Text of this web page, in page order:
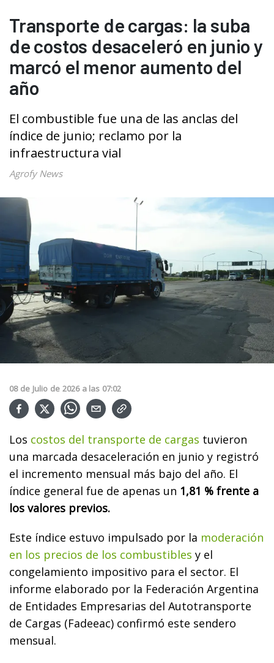
Transporte de cargas: la suba
de costos desaceleró en junio y
marcó el menor aumento del
año
El combustible fue una de las anclas del
índice de junio; reclamo por la
infraestructura vial
Agrofy News
08 de Julio de 2026 a las 07:02
Los costos del transporte de cargas tuvieron
una marcada desaceleración en junio y registró
el incremento mensual más bajo del año. El
índice general fue de apenas un 1,81 % frente a
los valores previos.
Este índice estuvo impulsado por la moderación
en los precios de los combustibles y el
congelamiento impositivo para el sector. El
informe elaborado por la Federación Argentina
de Entidades Empresarias del Autotransporte
de Cargas (Fadeeac) confirmó este sendero
mensual.